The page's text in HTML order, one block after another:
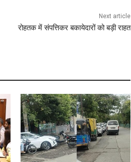
Next article
रोहतक में संपत्तिकर बकायेदारों को बड़ी राहत